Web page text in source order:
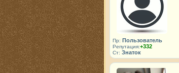
Пр: Пользователь
Репутация:+332
Ст: Знаток